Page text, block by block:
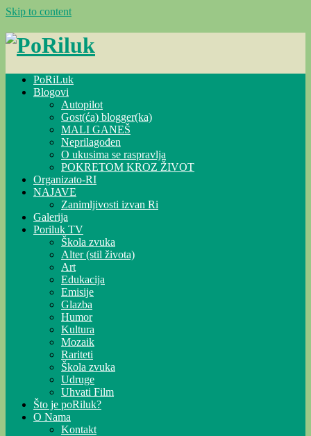
Skip to content
PoRiLuk
Blogovi
Autopilot
Gost(ća) blogger(ka)
MALI GANEŠ
Neprilagođen
O ukusima se raspravlja
POKRETOM KROZ ŽIVOT
Organizato-RI
NAJAVE
Zanimljivosti izvan Ri
Galerija
Poriluk TV
Škola zvuka
Alter (stil života)
Art
Edukacija
Emisije
Glazba
Humor
Kultura
Mozaik
Rariteti
Škola zvuka
Udruge
Uhvati Film
Što je poRiluk?
O Nama
Kontakt